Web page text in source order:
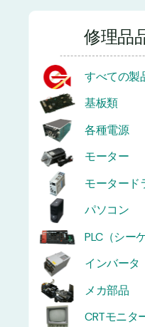
修理品
すべての製
基板類
各種電源
モーター
モータード
パソコン
PLC（シー
インバータ
メカ部品
CRTモニタ